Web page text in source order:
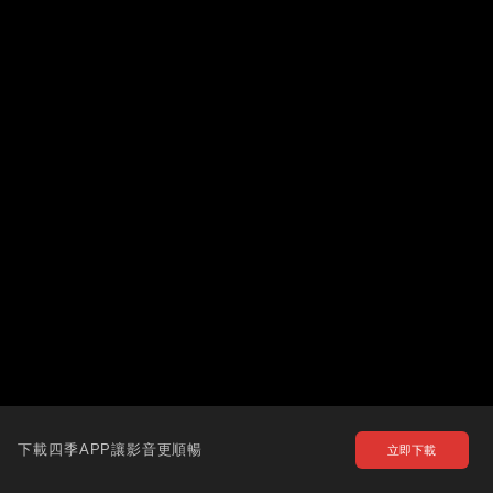
下載四季APP讓影音更順暢 立即下載